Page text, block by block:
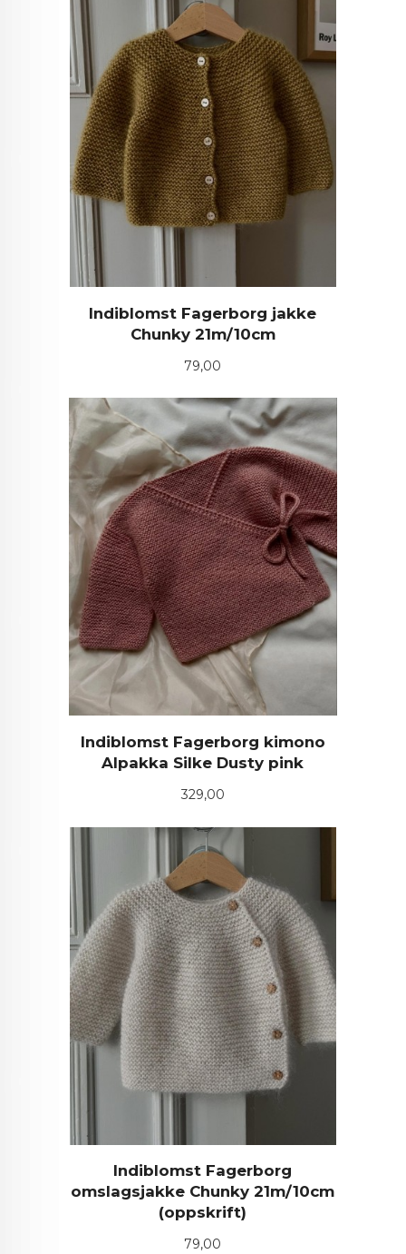
Indiblomst Fagerborg jakke
Chunky 21m/10cm
Pris
79,00
Indiblomst Fagerborg kimono
Alpakka Silke Dusty pink
Pris
329,00
Indiblomst Fagerborg
omslagsjakke Chunky 21m/10cm
(oppskrift)
Pris
79,00